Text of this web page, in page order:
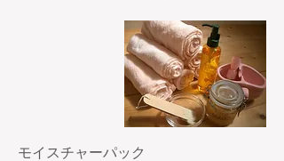
モイスチャーパック